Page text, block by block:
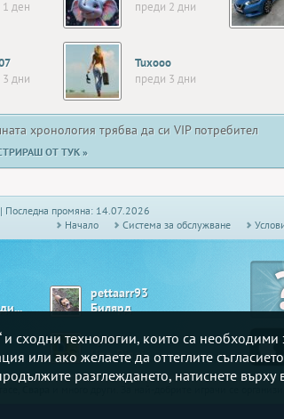
ден
преди 2 дни
дни
Tuxooo
преди 3 дни
хронология трябва да си VIP потребител
ОТ ТУК »
и сходни технологии, които са
или ако желаете да оттеглите
разглеждането, натиснете
Последна промяна: 14.07.2026
Начало
Системa за обслужване
Ябълкова градина
pettaarr93
Билярд
djudiii
Uno Djagi